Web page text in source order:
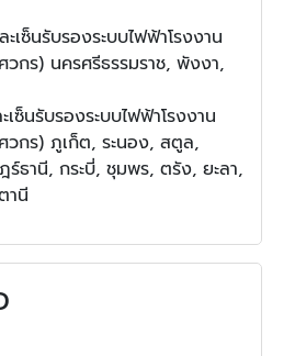
เซ็นรับรองระบบไฟฟ้าโรงงาน
กร) นครศรีธรรมราช, พังงา,
ซ็นรับรองระบบไฟฟ้าโรงงาน
วกร) ภูเก็ต, ระนอง, สตูล,
ร์ธานี, กระบี่, ชุมพร, ตรัง, ยะลา,
านี